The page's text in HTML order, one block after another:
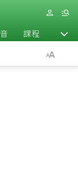
課程 退休